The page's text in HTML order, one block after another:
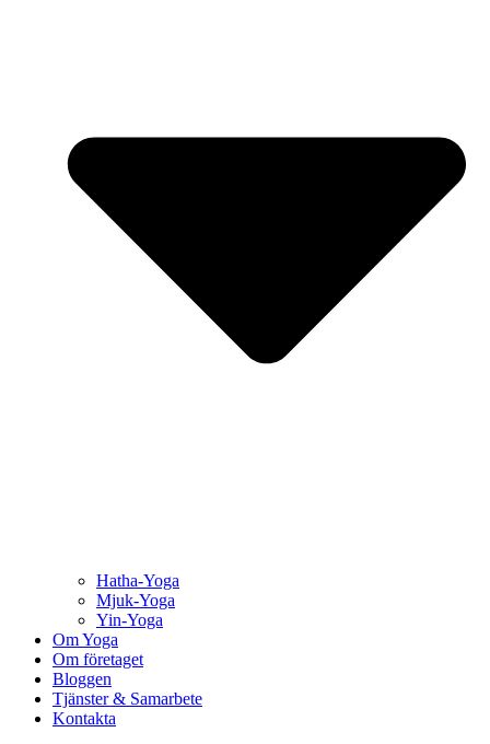
Hatha-Yoga
Mjuk-Yoga
Yin-Yoga
Om Yoga
Om företaget
Bloggen
Tjänster & Samarbete
Kontakta